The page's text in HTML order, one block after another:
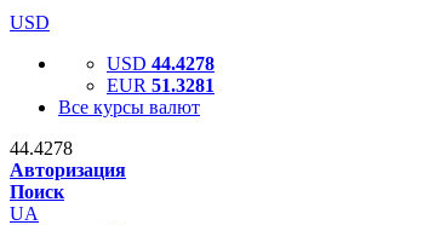
USD
USD 44.4278
EUR 51.3281
Все курсы валют
44.4278
Авторизация
Поиск
UA